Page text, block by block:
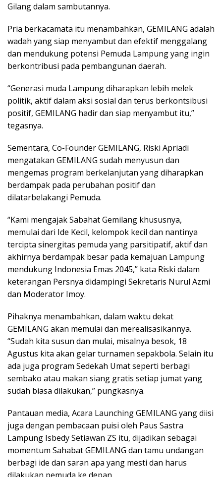
Gilang dalam sambutannya.
Pria berkacamata itu menambahkan, GEMILANG adalah
wadah yang siap menyambut dan efektif menggalang
dan mendukung potensi Pemuda Lampung yang ingin
berkontribusi pada pembangunan daerah.
“Generasi muda Lampung diharapkan lebih melek
politik, aktif dalam aksi sosial dan terus berkontsibusi
positif, GEMILANG hadir dan siap menyambut itu,”
tegasnya.
Sementara, Co-Founder GEMILANG, Riski Apriadi
mengatakan GEMILANG sudah menyusun dan
mengemas program berkelanjutan yang diharapkan
berdampak pada perubahan positif dan
dilatarbelakangi Pemuda.
“Kami mengajak Sabahat Gemilang khususnya,
memulai dari Ide Kecil, kelompok kecil dan nantinya
tercipta sinergitas pemuda yang parsitipatif, aktif dan
akhirnya berdampak besar pada kemajuan Lampung
mendukung Indonesia Emas 2045,” kata Riski dalam
keterangan Persnya didampingi Sekretaris Nurul Azmi
dan Moderator Imoy.
Pihaknya menambahkan, dalam waktu dekat
GEMILANG akan memulai dan merealisasikannya.
“Sudah kita susun dan mulai, misalnya besok, 18
Agustus kita akan gelar turnamen sepakbola. Selain itu
ada juga program Sedekah Umat seperti berbagi
sembako atau makan siang gratis setiap jumat yang
sudah biasa dilakukan,” pungkasnya.
Pantauan media, Acara Launching GEMILANG yang diisi
juga dengan pembacaan puisi oleh Paus Sastra
Lampung Isbedy Setiawan ZS itu, dijadikan sebagai
momentum Sahabat GEMILANG dan tamu undangan
berbagi ide dan saran apa yang mesti dan harus
dilakukan pemuda ke depan.